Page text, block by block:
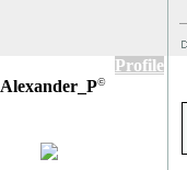
Profile
Alexander_P©